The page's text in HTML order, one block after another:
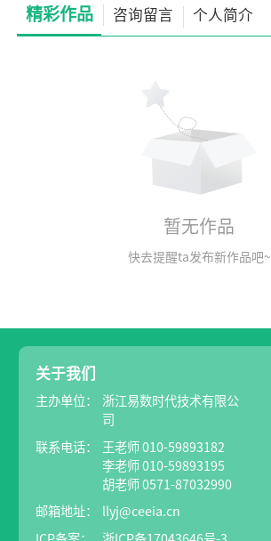
精彩作品 咨询留言 个人简介
暂无作品
快去提醒ta发布新作品吧~
关于我们
主办单位：
浙江易数时代技术有限公
司
联系电话：
王老师 010-59893182
李老师 010-59893195
胡老师 0571-87032990
邮箱地址： llyj@ceeia.cn